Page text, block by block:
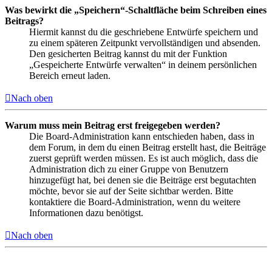
Was bewirkt die „Speichern“-Schaltfläche beim Schreiben eines
Beitrags?
Hiermit kannst du die geschriebene Entwürfe speichern und
zu einem späteren Zeitpunkt vervollständigen und absenden.
Den gesicherten Beitrag kannst du mit der Funktion
„Gespeicherte Entwürfe verwalten“ in deinem persönlichen
Bereich erneut laden.
Nach oben
Warum muss mein Beitrag erst freigegeben werden?
Die Board-Administration kann entschieden haben, dass in
dem Forum, in dem du einen Beitrag erstellt hast, die Beiträge
zuerst geprüft werden müssen. Es ist auch möglich, dass die
Administration dich zu einer Gruppe von Benutzern
hinzugefügt hat, bei denen sie die Beiträge erst begutachten
möchte, bevor sie auf der Seite sichtbar werden. Bitte
kontaktiere die Board-Administration, wenn du weitere
Informationen dazu benötigst.
Nach oben